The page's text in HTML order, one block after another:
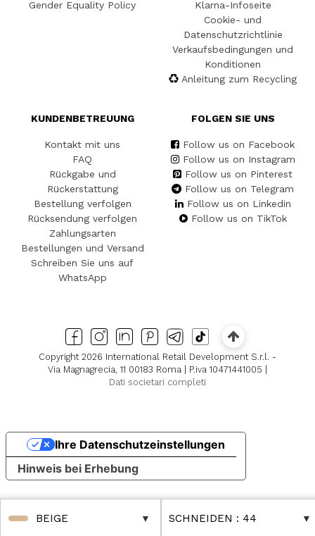
BEIGE SCHNEIDEN : 44
Gender Equality Policy
Klarna-Infoseite
Cookie- und
Datenschutzrichtlinie
Verkaufsbedingungen und
Konditionen
Anleitung zum Recycling
KUNDENBETREUUNG
Kontakt mit uns
FAQ
Rückgabe und
Rückerstattung
Bestellung verfolgen
Rücksendung verfolgen
Zahlungsarten
Bestellungen und Versand
Schreiben Sie uns auf
WhatsApp
FOLGEN SIE UNS
Follow us on Facebook
Follow us on Instagram
Follow us on Pinterest
Follow us on Telegram
Follow us on Linkedin
Follow us on TikTok
Copyright 2026 International Retail Development S.r.l. -
Via Magnagrecia, 11 00183 Roma | P.iva 10471441005 |
Dati societari completi
Hinweis bei Erhebung
Ihre Datenschutzeinstellungen